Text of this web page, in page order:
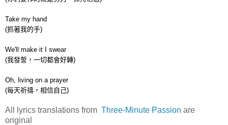
Take my hand
(抓著我的手)
We'll make it I swear
(我發誓，一切都會好轉)
Oh, living on a prayer
(每天祈禱，相信自己)
All lyrics translations from Three-Minute Passion are
original